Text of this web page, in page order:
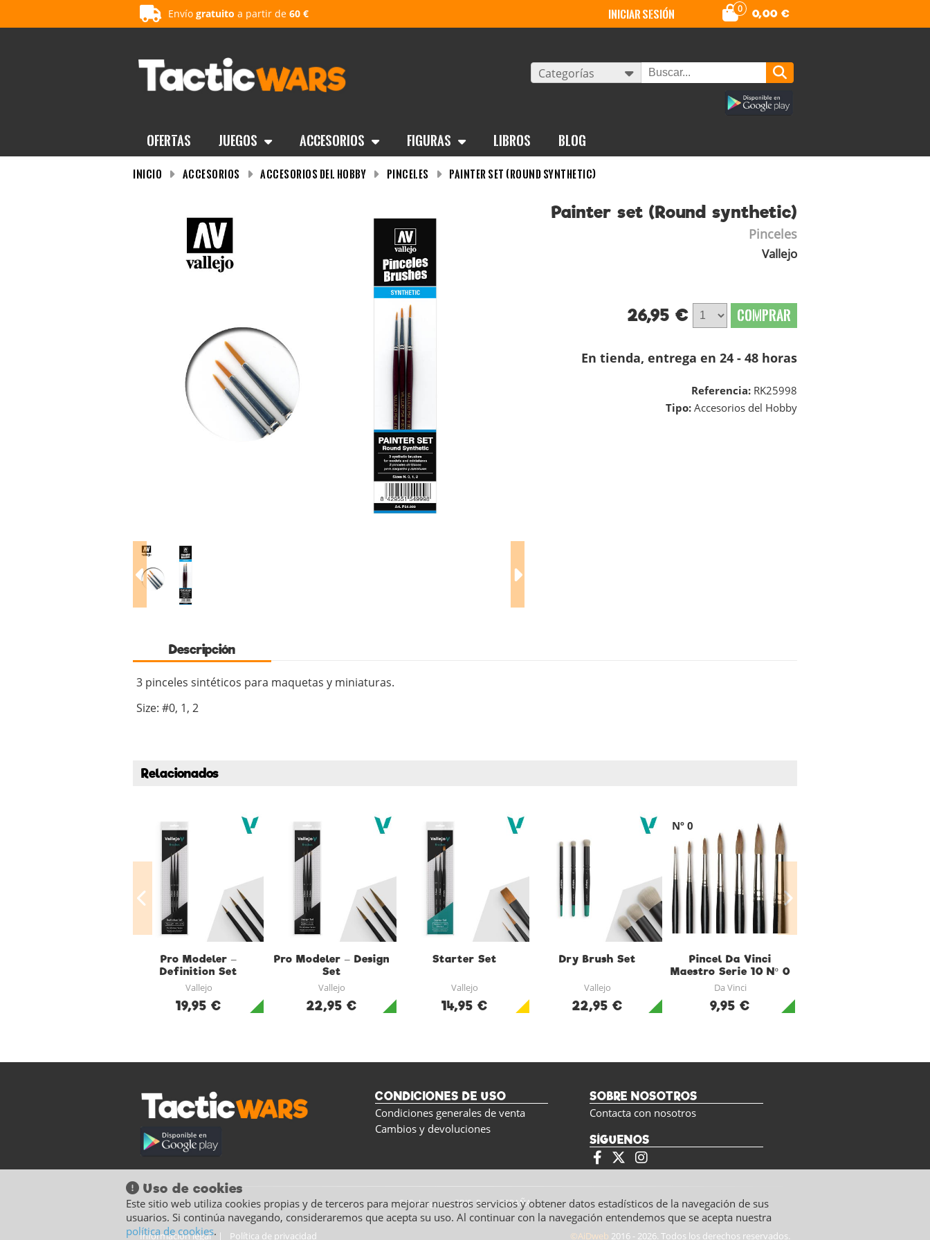
Envío gratuito a partir de 60 € 0 0,00 €
iniciar sesión
Categorías
OFERTAS Juegos Accesorios Figuras Libros BLOG
INICIO Accesorios Accesorios del Hobby Pinceles Painter set (Round synthetic)
Painter set (Round synthetic)
Pinceles
Vallejo
26,95 € COMPRAR
En tienda, entrega en 24 - 48 horas
Referencia: RK25998
Tipo: Accesorios del Hobby
Descripción
3 pinceles sintéticos para maquetas y miniaturas.
Size: #0, 1, 2
Relacionados
Pro Modeler –
Definition Set
Vallejo
19,95 €
Pro Modeler – Design
Set
Vallejo
22,95 €
Starter Set
Vallejo
14,95 €
Dry Brush Set
Vallejo
22,95 €
Pincel Da Vinci
Maestro Serie 10 Nº 0
Da Vinci
9,95 €
Nº 0
Uso de cookies
Este sitio web utiliza cookies propias y de terceros para mejorar nuestros servicios y obtener datos estadísticos de la navegación de sus
usuarios. Si continúa navegando, consideraremos que acepta su uso. Al continuar con la navegación entendemos que se acepta nuestra
política de cookies.
CONDICIONES DE USO
Condiciones generales de venta
Cambios y devoluciones
SOBRE NOSOTROS
Contacta con nosotros
SÍGUENOS
C/ Polseguera 5BIS, Pego, ESPAÑA
Información legal | Política de privacidad ©AiDweb 2016 - 2026. Todos los derechos reservados.